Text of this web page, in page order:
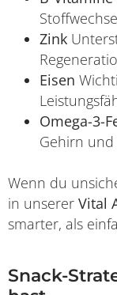
Zink
Eisen
Omega-3-
Gehirn
Wenn du
in unserer Vital
smarter, als
Snack-